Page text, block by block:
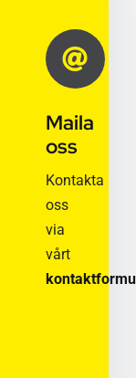
Maila
oss
Kontakta
oss
via
vårt